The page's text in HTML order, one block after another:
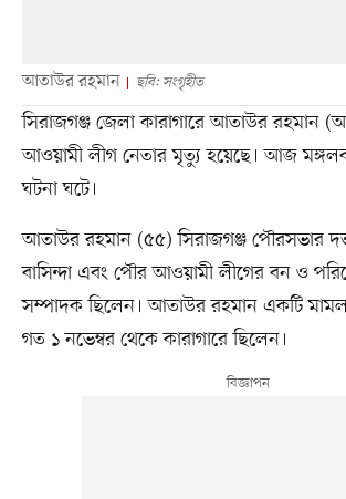
আতাউর রহমান ছবি: সংগৃহীত
সিরাজগঞ্জ জেলা কারাগারে আতাউর রহমান
আওয়ামী লীগ নেতার মৃত্যু হয়েছে। আজ
ঘটনা ঘটে।
আতাউর রহমান (৫৫) সিরাজগঞ্জ পৌরসভার
বাসিন্দা এবং পৌর আওয়ামী লীগের বন ও
সম্পাদক ছিলেন। আতাউর রহমান একটি
গত ১ নভেম্বর থেকে কারাগারে ছিলেন।